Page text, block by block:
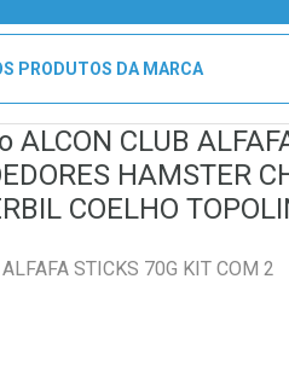
PRODUTOS DA MARCA
ALCON CLUB
HAMSTER
COELHO
STICKS 70G KIT COM 2